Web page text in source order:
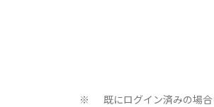
※ 既にログイン済みの場